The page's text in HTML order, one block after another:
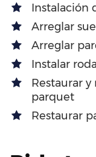
Instalación
Arreglar
Arreglar
Instalar
Restaurar
parquet
Restaurar